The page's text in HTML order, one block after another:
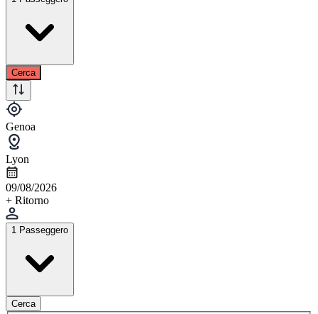
Cerca
Genoa
Lyon
09/08/2026
+ Ritorno
1 Passeggero
Cerca